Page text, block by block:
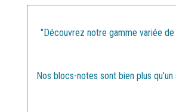
"Découvrez notre gamme variée
Nos blocs-notes sont bien plus